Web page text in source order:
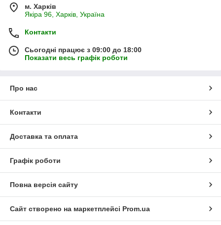
м. Харків
Якіра 96, Харків, Україна
Контакти
Сьогодні працює з 09:00 до 18:00
Показати весь графік роботи
Про нас
Контакти
Доставка та оплата
Графік роботи
Повна версія сайту
Сайт створено на маркетплейсі Prom.ua